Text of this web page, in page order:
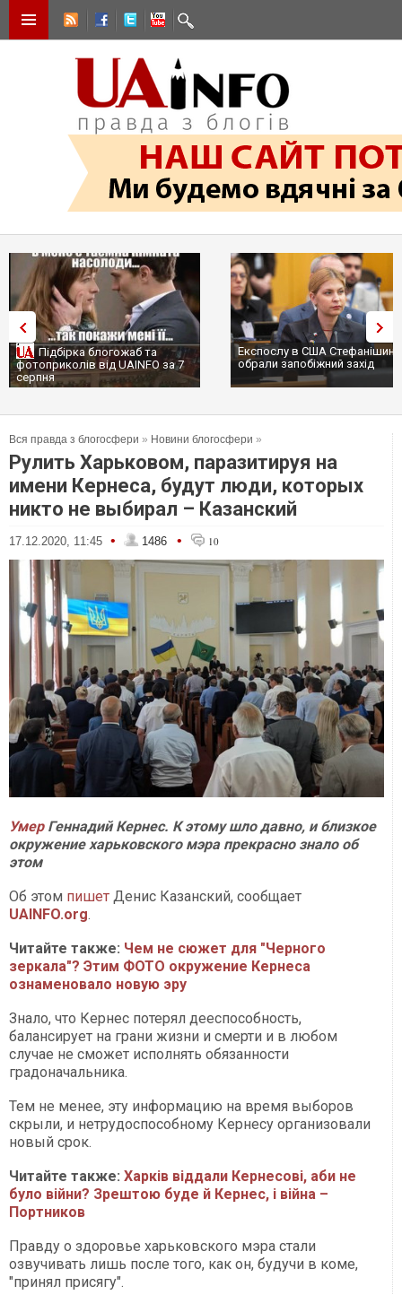
Підбірка блогожаб та
фотоприколів від UAINFO за 7
серпня
Експослу в США
обрали запобіжний захід
Вся правда з блогосфери » Новини блогосфери »
Рулить Харьковом, паразитируя на
имени Кернеса, будут люди, которых
никто не выбирал – Казанский
17.12.2020, 11:45 • 1486 • 10
УмерГеннадий Кернес. К этому шло давно, и близкое
окружение харьковского мэра прекрасно знало об
этом
Об этом пишет Денис Казанский, сообщает
UAINFO.org.
Читайте также: Чем не сюжет для "Черного
зеркала"? Этим ФОТО окружение Кернеса
ознаменовало новую эру
Знало, что Кернес потерял дееспособность,
балансирует на грани жизни и смерти и в любом
случае не сможет исполнять обязанности
градоначальника.
Тем не менее, эту информацию на время выборов
скрыли, и нетрудоспособному Кернесу организовали
новый срок.
Читайте также: Харків віддали Кернесові, аби не
було війни? Зрештою буде й Кернес, і війна –
Портников
Правду о здоровье харьковского мэра стали
озвучивать лишь после того, как он, будучи в коме,
"принял присягу".